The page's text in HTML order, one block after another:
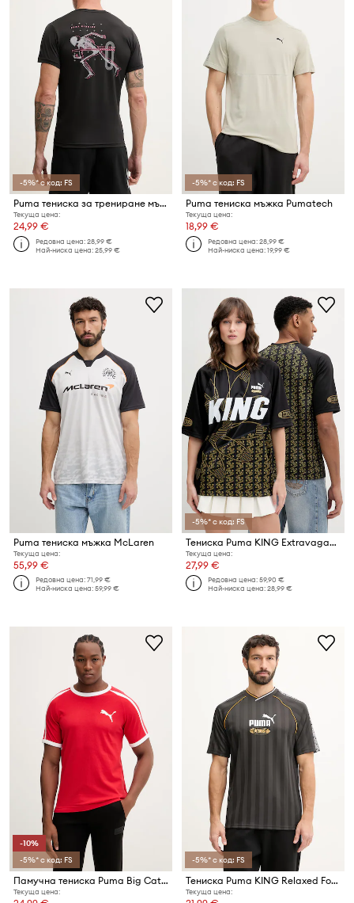
-5%* с код: FS
Puma тениска за трениране мъжка Illustration Graphic
Текуща цена:
24,99 €
Редовна цена:28,99 €
Най-ниска цена:25,99 €
-5%* с код: FS
Puma тениска мъжка Pumatech
Текуща цена:
18,99 €
Редовна цена:28,99 €
Най-ниска цена:19,99 €
Puma тениска мъжка McLaren
Текуща цена:
55,99 €
Редовна цена:71,99 €
Най-ниска цена:59,99 €
-5%* с код: FS
Тениска Puma KING Extravaganza Jersey
Текуща цена:
27,99 €
Редовна цена:59,90 €
Най-ниска цена:28,99 €
-10%
-5%* с код: FS
Памучна тениска Puma Big Cat Ringer
Текуща цена:
-5%* с код: FS
Тениска Puma KING Relaxed Football Jersey
Текуща цена: